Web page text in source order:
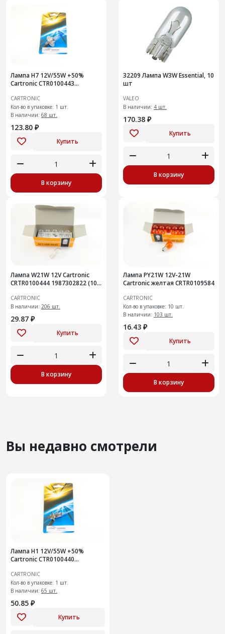
Лампа H7 12V/55W +50%
Cartronic CTR0100443
света от стандартной
CARTRONIC
Кол-во в упаковке: 1 шт.
В наличии: 68 шт.
123.80 ₽
Купить
В корзину
32209 Лампа W3W Essential, 10
шт
VALEO
В наличии: 4 шт.
170.38 ₽
Купить
В корзину
Лампа W21W 12V Cartronic
CRTR0100444 1987302822 (10
CARTRONIC
В наличии: 206 шт.
29.87 ₽
Купить
В корзину
Лампа PY21W 12V-21W
Cartronic желтая CRTR0109584
CARTRONIC
Кол-во в упаковке: 10 шт.
В наличии: 103 шт.
16.43 ₽
Купить
В корзину
Вы недавно смотрели
Лампа H1 12V/55W +50%
Cartronic CTR0100440
света от стандартной
CARTRONIC
Кол-во в упаковке: 1 шт.
В наличии: 65 шт.
50.85 ₽
Купить